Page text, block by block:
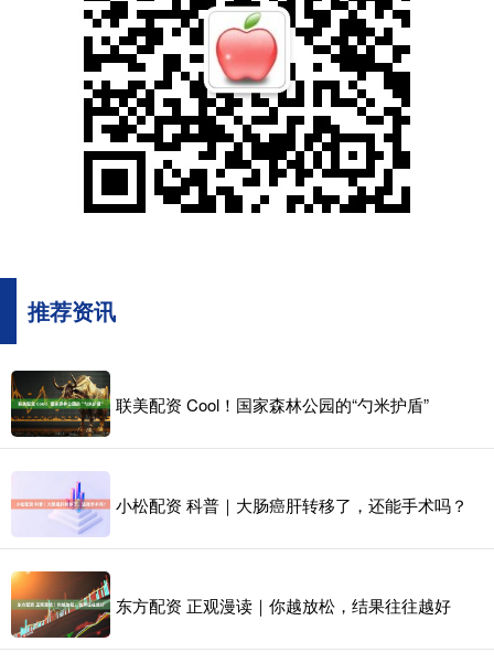
推荐资讯
联美配资 Cool！国家森林公园的“勺米护盾”
小松配资 科普｜大肠癌肝转移了，还能手术吗？
东方配资 正观漫读｜你越放松，结果往往越好